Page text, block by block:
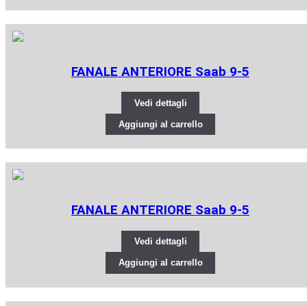
FANALE ANTERIORE Saab 9-5
Vedi dettagli
Aggiungi al carrello
FANALE ANTERIORE Saab 9-5
Vedi dettagli
Aggiungi al carrello